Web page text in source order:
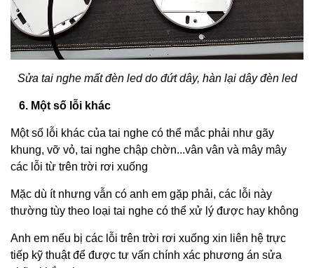
Sửa tai nghe mất đèn led do đứt dây, hàn lại dây đèn led
6. Một số lỗi khác
Một số lỗi khác của tai nghe có thể mắc phải như gãy
khung, vỡ vỏ, tai nghe chập chờn...vân vân và mây mây
các lỗi từ trên trời rơi xuống
Mặc dù ít nhưng vẫn có anh em gặp phải, các lỗi này
thường tùy theo loại tai nghe có thể xử lý được hay không
Anh em nếu bị các lỗi trên trời rơi xuống xin liên hệ trực
tiếp kỹ thuật để được tư vấn chính xác phương án sửa